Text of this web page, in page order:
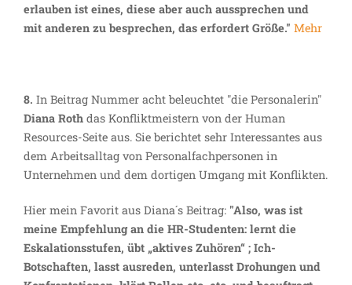
erlauben ist eines, diese aber auch aussprechen und
mit anderen zu besprechen, das erfordert Größe." Mehr
8. In Beitrag Nummer acht beleuchtet "die Personalerin"
Diana Roth das Konfliktmeistern von der Human
Resources-Seite aus. Sie berichtet sehr Interessantes aus
dem Arbeitsalltag von Personalfachpersonen in
Unternehmen und dem dortigen Umgang mit Konflikten.
Hier mein Favorit aus Diana´s Beitrag: "Also, was ist
meine Empfehlung an die HR-Studenten: lernt die
Eskalationsstufen, übt „aktives Zuhören“ ; Ich-
Botschaften, lasst ausreden, unterlasst Drohungen und